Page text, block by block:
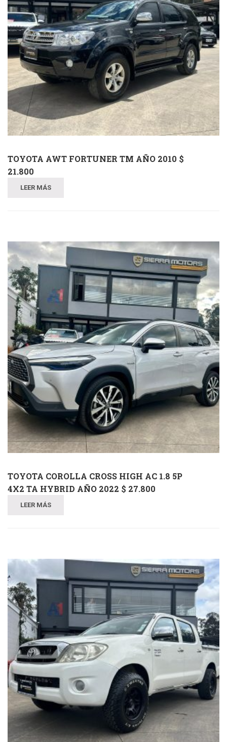
TOYOTA AWT FORTUNER TM AÑO 2010 $
21.800
LEER MÁS
TOYOTA COROLLA CROSS HIGH AC 1.8 5P
4X2 TA HYBRID AÑO 2022 $ 27.800
LEER MÁS